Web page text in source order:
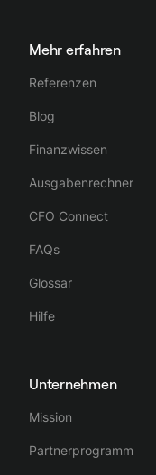
Mehr erfahren
Referenzen
Blog
Finanzwissen
Ausgabenrechner
CFO Connect
FAQs
Glossar
Hilfe
Unternehmen
Mission
Partnerprogramm